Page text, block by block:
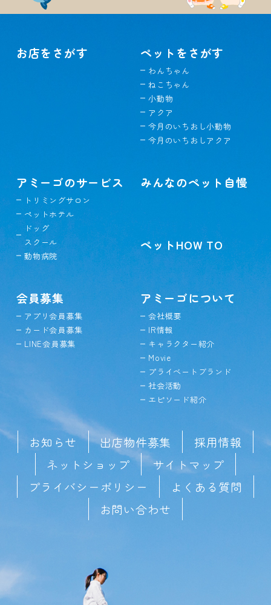
お店をさがす ペットをさがす
わんちゃん
ねこちゃん
小動物
アクア
今月のいちおし小動物
今月のいちおしアクア
アミーゴのサービス
トリミングサロン
ペットホテル
ドッグ
スクール
動物病院
みんなのペット自慢
ペットHOW TO
会員募集
アプリ会員募集
カード会員募集
LINE会員募集
アミーゴについて
会社概要
IR情報
キャラクター紹介
Movie
プライベートブランド
社会活動
エピソード紹介
お知らせ 出店物件募集
採用情報
ネットショップ
サイトマップ
プライバシーポリシー
よくある質問
お問い合わせ